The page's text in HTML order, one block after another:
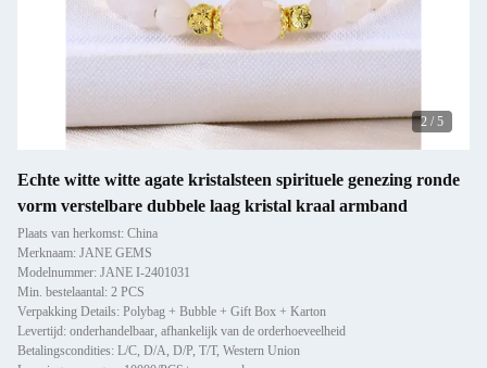
2 / 5
Echte witte witte agate kristalsteen spirituele genezing ronde
vorm verstelbare dubbele laag kristal kraal armband
Plaats van herkomst: China
Merknaam: JANE GEMS
Modelnummer: JANE I-2401031
Min. bestelaantal: 2 PCS
Verpakking Details: Polybag + Bubble + Gift Box + Karton
Levertijd: onderhandelbaar, afhankelijk van de orderhoeveelheid
Betalingscondities: L/C, D/A, D/P, T/T, Western Union